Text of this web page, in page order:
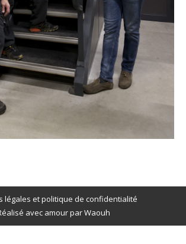
légales et politique de confidentialité
avec amour parWaouh